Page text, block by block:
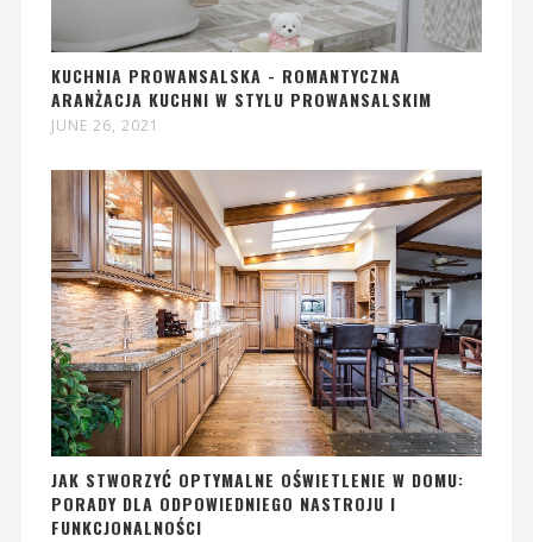
KUCHNIA PROWANSALSKA - ROMANTYCZNA
ARANŻACJA KUCHNI W STYLU PROWANSALSKIM
JUNE 26, 2021
JAK STWORZYĆ OPTYMALNE OŚWIETLENIE W DOMU:
PORADY DLA ODPOWIEDNIEGO NASTROJU I
FUNKCJONALNOŚCI